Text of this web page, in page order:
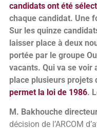
candidats ont été
chaque candidat. Une
Sur les quinze
laisser place à deux
portée par le groupe
vacants. Qui va se voir
place plusieurs projets
permet la loi de 1986.
M. Bakhouche
décision de l’ARCOM